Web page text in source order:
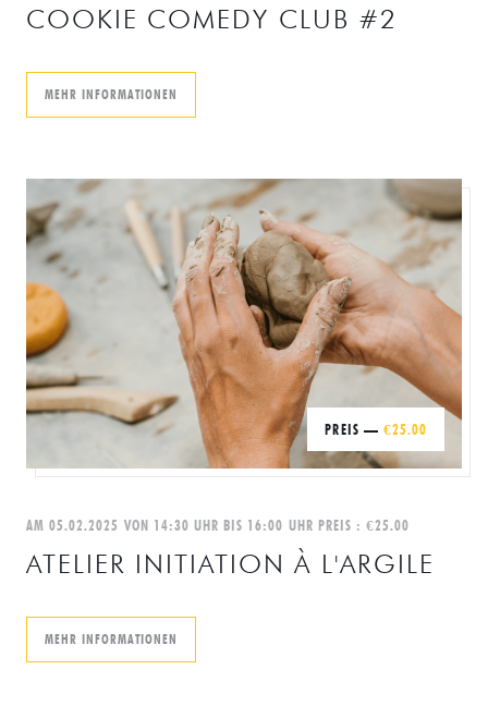
COOKIE COMEDY CLUB #2
MEHR INFORMATIONEN
PREIS — €25.00
AM 05.02.2025 VON 14:30 UHR BIS 16:00 UHR PREIS : €25.00
ATELIER INITIATION À L'ARGILE
MEHR INFORMATIONEN